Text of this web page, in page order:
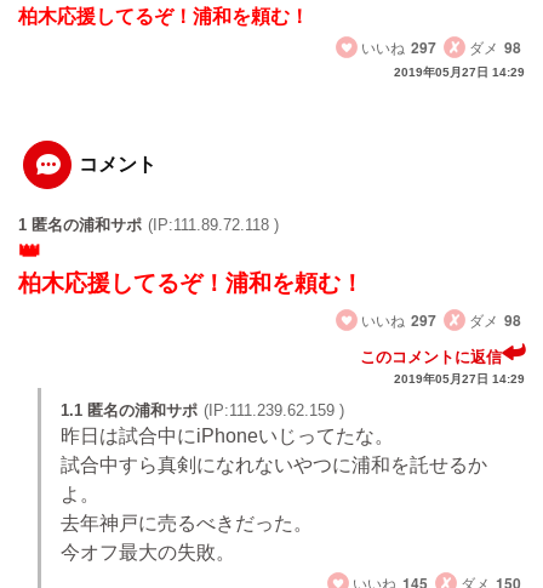
柏木応援してるぞ！浦和を頼む！
いいね 297 ダメ 98
2019年05月27日 14:29
コメント
1 匿名の浦和サポ (IP:111.89.72.118 )
柏木応援してるぞ！浦和を頼む！
いいね 297 ダメ 98
このコメントに返信
2019年05月27日 14:29
1.1 匿名の浦和サポ (IP:111.239.62.159 )
昨日は試合中にiPhoneいじってたな。
試合中すら真剣になれないやつに浦和を託せるか
よ。
去年神戸に売るべきだった。
今オフ最大の失敗。
いいね 145 ダメ 150